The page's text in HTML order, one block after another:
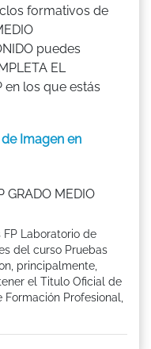
formativos de
puedes
EL
en los que estás
Imagen en
GRADO MEDIO
Laboratorio de
del curso Pruebas
principalmente,
el Titulo Oficial de
Profesional,